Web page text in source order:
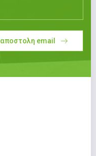
αποστολη email